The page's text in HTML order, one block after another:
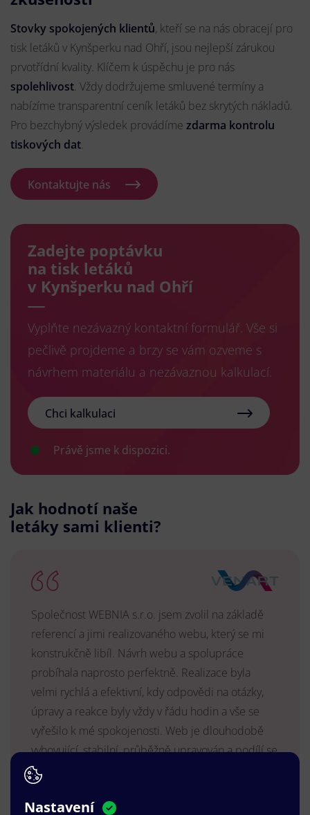
Stovky spokojených klientů, kteří se na nás obracejí pro
tisk letáků v Kynšperku nad Ohří, jsou nejlepší zárukou
prvotřídní kvality. Klíčem k úspěchu je pro nás
spolehlivost. Vždy dodržujeme smluvené termíny a
nabízíme transparentní ceník letáků bez skrytých nákladů.
Pro bezchybný výsledek provádíme zdarma kontrolu
tiskových dat.
Kontaktujte nás
Zadejte poptávku
na tisk letáků
v Kynšperku nad Ohří
Vyplňte nezávazný kontaktní formulář. Vše si
pečlivě projdeme a brzy se vám ozveme s
návrhem materiálu a nezávaznou kalkulací.
Chci kalkulaci
Právě jsme k dispozici.
Jak hodnotí naše
letáky sami klienti?
Společnost WEBNIA s.r.o. jsem zvolil na základě
referencí a jimi realizovaného webu, který se mi
konstrukčně libíl. Návrh webu a spolupráce
probíhala naprosto perfektně. Realizace byla
velmi rychlá a efektivní, kdy odpovědi na otázky,
úpravy a reakce byly vždy v řádu hodin a vše se
vyřešilo k mé spokojenosti. Web je dlouhodobě
vyhovující, stabilní, průběžně upravován a podílí se
na pozitivním vnímání naší značky.
MUDr. Radek Vyšohlíd
Nastavení